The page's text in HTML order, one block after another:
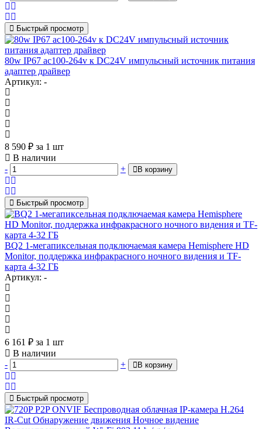
Быстрый просмотр
80w IP67 ac100-264v к DC24V импульсный источник питания
адаптер драйвер
Артикул: -
8 590 ₽ за 1 шт
В наличии
-
+ В корзину
Быстрый просмотр
BQ2 1-мегапиксельная подключаемая камера Hemisphere HD
Monitor, поддержка инфракрасного ночного видения и TF-
карта 4-32 ГБ
Артикул: -
6 161 ₽ за 1 шт
В наличии
-
+ В корзину
Быстрый просмотр